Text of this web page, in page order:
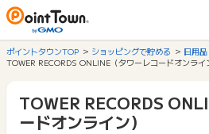
ポイントタウンTOP ショッピングで貯める
日用品
TOWER RECORDS ONLINE（タワーレコードオンライ
TOWER RECORDS
ードオンライン）